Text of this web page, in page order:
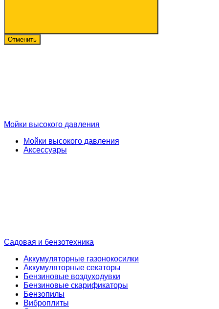
Отменить
Мойки высокого давления
Мойки высокого давления
Аксессуары
Садовая и бензотехника
Аккумуляторные газонокосилки
Аккумуляторные секаторы
Бензиновые воздуходувки
Бензиновые скарификаторы
Бензопилы
Виброплиты